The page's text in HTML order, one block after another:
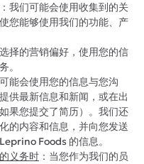
：我们可能会使用收集到的关
您能够使用我们的功能、产
择的营销偏好，使用您的信
。
能会使用您的信息与您沟
供最新信息和新闻，或在出
果您提交了简历）。我们还
的内容和信息，并向您发送
Foods 的信息。
义务时 ：当您作为我们的员